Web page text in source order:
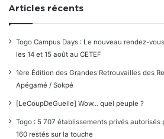
Articles récents
Togo Campus Days : Le nouveau rendez-
les 14 et 15 août au CETEF
1ère Édition des Grandes Retrouvailles des
Apégamé / Sokpé
[LeCoupDeGuelle] Wow… quel peuple ?
Togo : 5 707 établissements privés autorisés
160 restés sur la touche